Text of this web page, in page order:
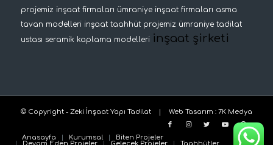
projemiz inşaat firmaları ümraniye inşaat firmaları asma
tavan modelleri inşaat taahhüt projemiz ümraniye tadilat
ustası seramik kaplama modelleri inşaat şirketi
© Copyright - Zeki İnşaat Yapı Tadilat | Web Tasarım : 7K Medya
Anasayfa Kurumsal Biten Projeler
Devam Eden Projeler Gelecek Projeler Taahhütler